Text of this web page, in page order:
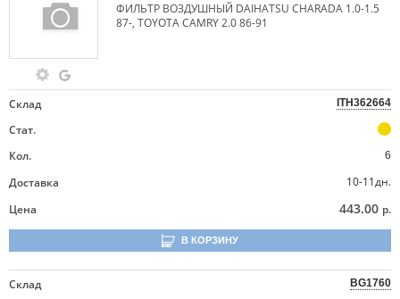
ФИЛЬТР ВОЗДУШНЫЙ DAIHATSU CHARADA 1.0-1.5
87-, TOYOTA CAMRY 2.0 86-91
Склад ITH362664
Стат.
Кол.
6
Доставка
10-11дн.
Цена
443.00 р.
В КОРЗИНУ
Склад BG1760